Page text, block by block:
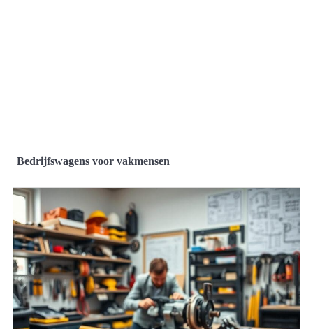
Bedrijfswagens voor vakmensen